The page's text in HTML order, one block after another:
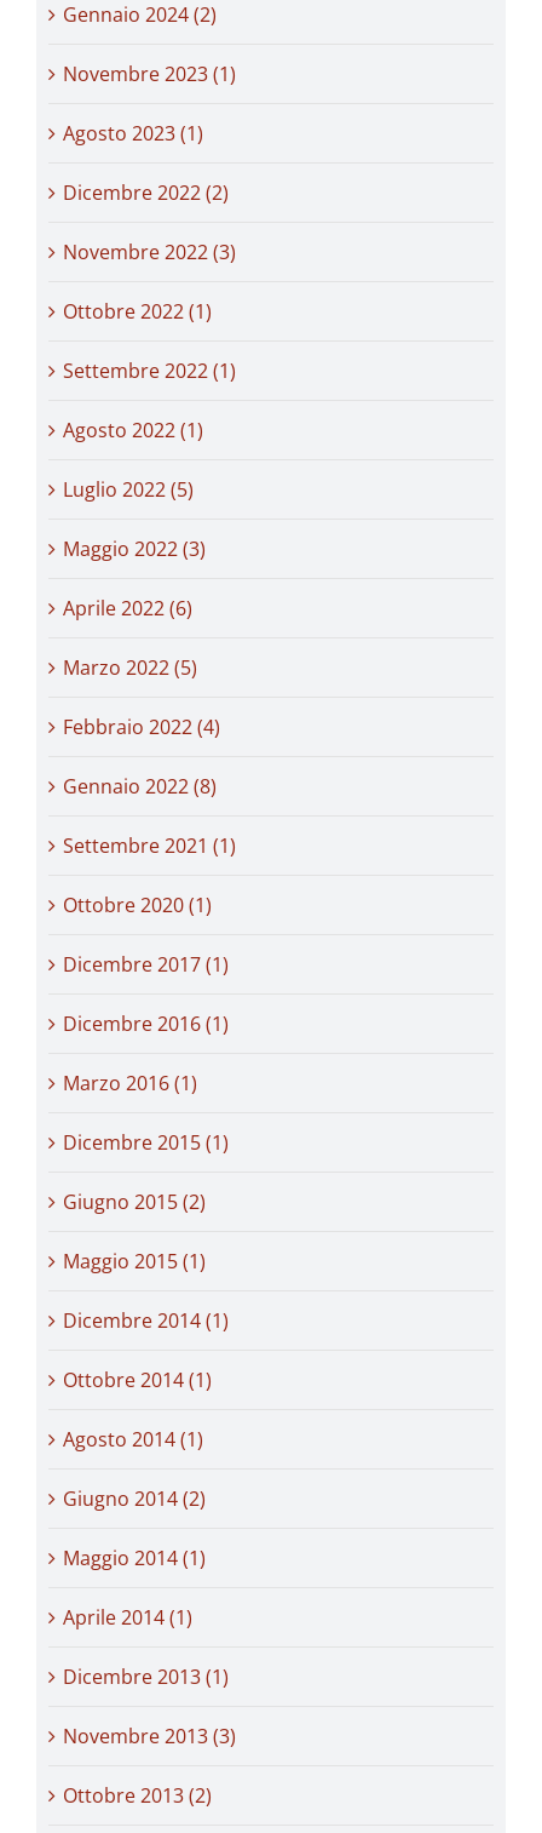
Gennaio 2024 (2)
Novembre 2023 (1)
Agosto 2023 (1)
Dicembre 2022 (2)
Novembre 2022 (3)
Ottobre 2022 (1)
Settembre 2022 (1)
Agosto 2022 (1)
Luglio 2022 (5)
Maggio 2022 (3)
Aprile 2022 (6)
Marzo 2022 (5)
Febbraio 2022 (4)
Gennaio 2022 (8)
Settembre 2021 (1)
Ottobre 2020 (1)
Dicembre 2017 (1)
Dicembre 2016 (1)
Marzo 2016 (1)
Dicembre 2015 (1)
Giugno 2015 (2)
Maggio 2015 (1)
Dicembre 2014 (1)
Ottobre 2014 (1)
Agosto 2014 (1)
Giugno 2014 (2)
Maggio 2014 (1)
Aprile 2014 (1)
Dicembre 2013 (1)
Novembre 2013 (3)
Ottobre 2013 (2)